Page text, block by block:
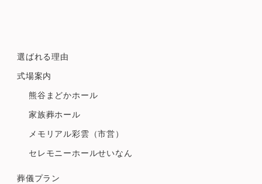
選ばれる理由
式場案内
熊谷まどかホール
家族葬ホール
メモリアル彩雲（市営）
セレモニーホールせいなん
葬儀プラン